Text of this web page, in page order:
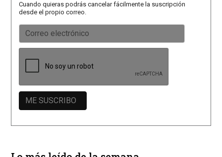
Cuando quieras podrás cancelar fácilmente la suscripción
desde el propio correo.